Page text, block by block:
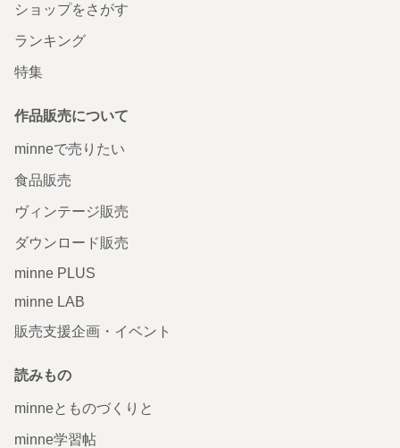
ショップをさがす
ランキング
特集
作品販売について
minneで売りたい
食品販売
ヴィンテージ販売
ダウンロード販売
minne PLUS
minne LAB
販売支援企画・イベント
読みもの
minneとものづくりと
minne学習帖